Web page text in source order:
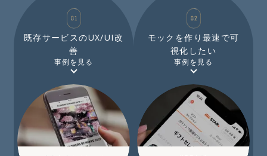
既存サービスのUX/UI改
善
事例を見る
モックを作り最速で可
視化したい
事例を見る